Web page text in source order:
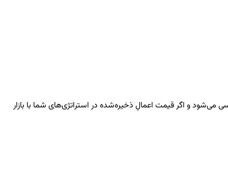
می‌شود و اگر قیمت اعمالِ ذخیره‌شده در استراتژی‌های شما با بازار